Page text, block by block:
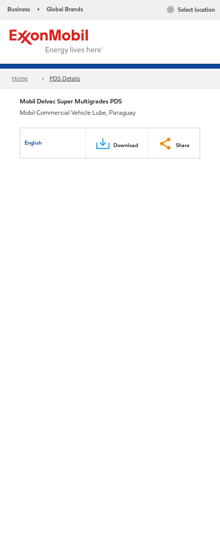
Business • Global Brands Select location
Home PDS Details
Mobil Delvac Super Multigrades PDS
Mobil Commercial Vehicle Lube, Paraguay
English Download Share